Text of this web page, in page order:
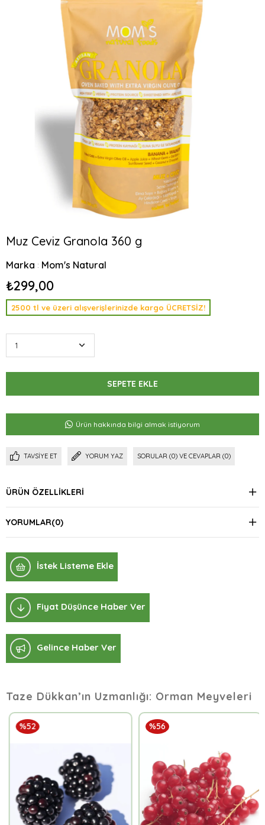
Muz Ceviz Granola 360 g
Marka : Mom's Natural
₺299,00
2500 tl ve üzeri alışverişlerinizde kargo ÜCRETSİZ!
Ürün hakkında bilgi almak istiyorum
TAVSIYE ET YORUM YAZ SORULAR (0) VE CEVAPLAR (0)
ÜRÜN ÖZELLIKLERI
YORUMLAR(0)
İstek Listeme Ekle
Fiyat Düşünce Haber Ver
Gelince Haber Ver
Taze Dükkan’ın Uzmanlığı: Orman Meyveleri
%52 %56